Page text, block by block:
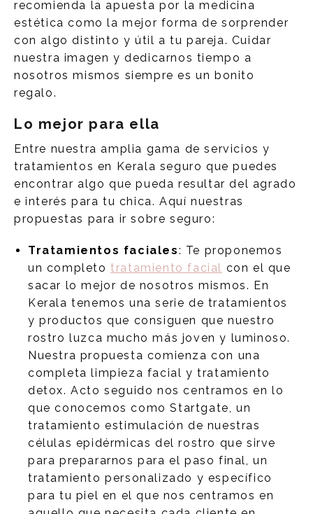
recomienda la apuesta por la medicina
estética como la mejor forma de sorprender
con algo distinto y útil a tu pareja. Cuidar
nuestra imagen y dedicarnos tiempo a
nosotros mismos siempre es un bonito
regalo.
Lo mejor para ella
Entre nuestra amplia gama de servicios y
tratamientos en Kerala seguro que puedes
encontrar algo que pueda resultar del agrado
e interés para tu chica. Aquí nuestras
propuestas para ir sobre seguro:
Tratamientos faciales: Te proponemos
un completotratamiento facial con el que
sacar lo mejor de nosotros mismos. En
Kerala tenemos una serie de tratamientos
y productos que consiguen que nuestro
rostro luzca mucho más joven y luminoso.
Nuestra propuesta comienza con una
completa limpieza facial y tratamiento
detox. Acto seguido nos centramos en lo
que conocemos como Startgate, un
tratamiento estimulación de nuestras
células epidérmicas del rostro que sirve
para prepararnos para el paso final, un
tratamiento personalizado y específico
para tu piel en el que nos centramos en